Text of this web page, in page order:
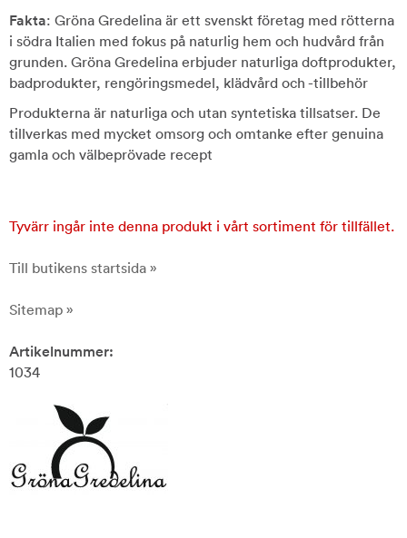
Fakta: Gröna Gredelina är ett svenskt företag med rötterna
i södra Italien med fokus på naturlig hem och hudvård från
grunden. Gröna Gredelina erbjuder naturliga doftprodukter,
badprodukter, rengöringsmedel, klädvård och -tillbehör
Produkterna är naturliga och utan syntetiska tillsatser. De
tillverkas med mycket omsorg och omtanke efter genuina
gamla och välbeprövade recept
Tyvärr ingår inte denna produkt i vårt sortiment för tillfället.
Till butikens startsida »
Sitemap »
Artikelnummer:
1034